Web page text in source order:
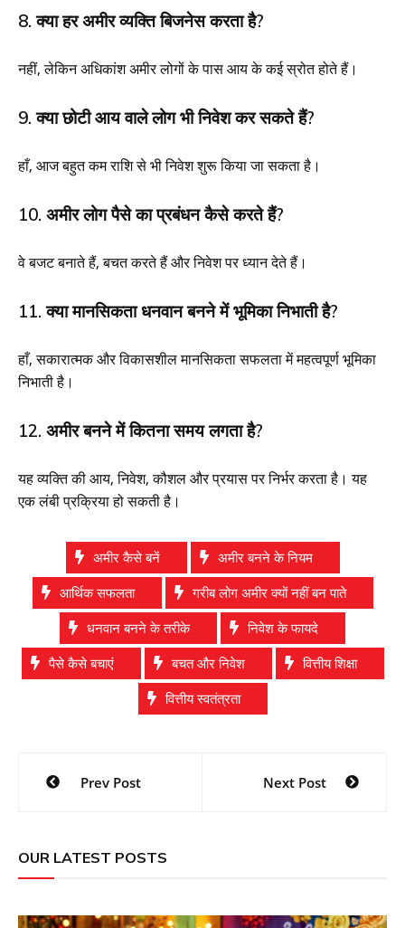
8. क्या हर अमीर व्यक्ति बिजनेस करता है?
नहीं, लेकिन अधिकांश अमीर लोगों के पास आय के कई स्रोत होते हैं।
9. क्या छोटी आय वाले लोग भी निवेश कर सकते हैं?
हाँ, आज बहुत कम राशि से भी निवेश शुरू किया जा सकता है।
10. अमीर लोग पैसे का प्रबंधन कैसे करते हैं?
वे बजट बनाते हैं, बचत करते हैं और निवेश पर ध्यान देते हैं।
11. क्या मानसिकता धनवान बनने में भूमिका निभाती है?
हाँ, सकारात्मक और विकासशील मानसिकता सफलता में महत्वपूर्ण भूमिका
निभाती है।
12. अमीर बनने में कितना समय लगता है?
यह व्यक्ति की आय, निवेश, कौशल और प्रयास पर निर्भर करता है। यह
एक लंबी प्रक्रिया हो सकती है।
अमीर कैसे बनें
अमीर बनने के नियम
आर्थिक सफलता
गरीब लोग अमीर क्यों नहीं बन पाते
धनवान बनने के तरीके
निवेश के फायदे
पैसे कैसे बचाएं
बचत और निवेश
वित्तीय शिक्षा
वित्तीय स्वतंत्रता
Post
navigation
Prev Post Next Post
OUR LATEST POSTS